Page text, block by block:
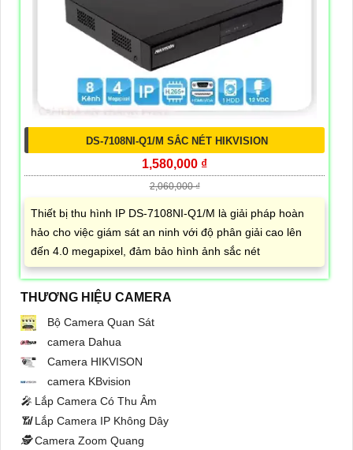
DS-7108NI-Q1/M SẮC NÉT HIKVISION
1,580,000 ₫
2,060,000 ₫
Thiết bị thu hình IP DS-7108NI-Q1/M là giải pháp hoàn
hảo cho việc giám sát an ninh với độ phân giải cao lên
đến 4.0 megapixel, đảm bảo hình ảnh sắc nét
THƯƠNG HIỆU CAMERA
Bộ Camera Quan Sát
camera Dahua
Camera HIKVISON
camera KBvision
️🎤️ Lắp Camera Có Thu Âm
📶Lắp Camera IP Không Dây
🕵️Camera Zoom Quang